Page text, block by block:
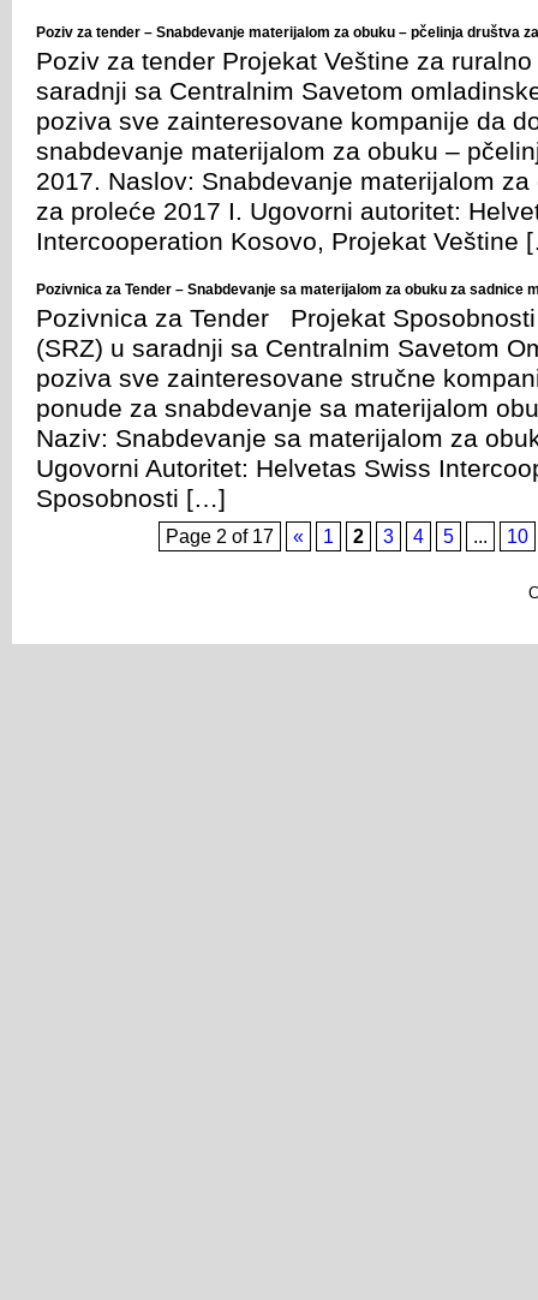
Poziv za tender – Snabdevanje materijalom za obuku – pčelinja društva
Poziv za tender Projekat Veštine za
saradnji sa Centralnim Savetom
poziva sve zainteresovane kompanije da
snabdevanje materijalom za obuku –
2017. Naslov: Snabdevanje materijalom
za proleće 2017 I. Ugovorni autoritet:
Intercooperation Kosovo, Projekat Veštine
Pozivnica za Tender – Snabdevanje sa materijalom za obuku za sadnice
Pozivnica za Tender Projekat
(SRZ) u saradnji sa Centralnim Savetom
poziva sve zainteresovane stručne
ponude za snabdevanje sa materijalom
Naziv: Snabdevanje sa materijalom za
Ugovorni Autoritet: Helvetas Swiss
Sposobnosti […]
Page 2 of 17 « 1 2 3 4 5 ... 10